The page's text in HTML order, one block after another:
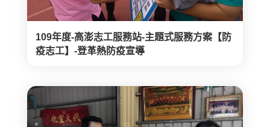
109年度-高澎志工服務站-主題式服務方案【防
疫志工】-登革熱防疫宣導